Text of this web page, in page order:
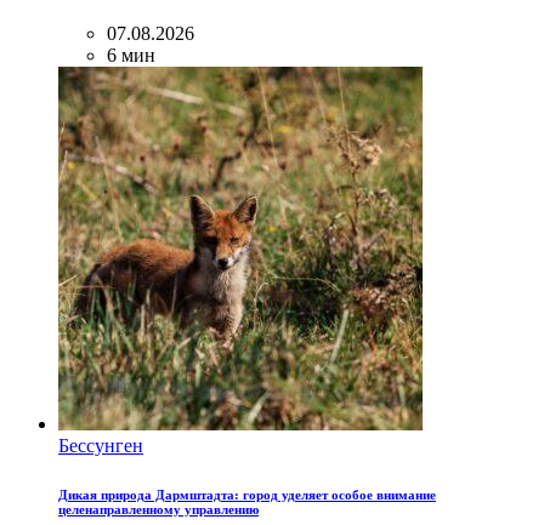
07.08.2026
6 мин
Бессунген
Дикая природа Дармштадта: город уделяет особое внимание
целенаправленному управлению